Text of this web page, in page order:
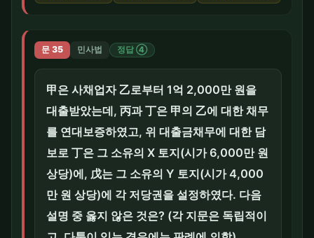
문 35 민사법 정답 ④
甲은 사채업자 乙로부터 1억 2,000만 원을
대출받았는데, 丙과 丁은 甲의 乙에 대한 채무
를 연대보증하였고, 위 대출금채무에 대한 담
보로 丁은 그 소유의 X 토지(시가 6,000만 원
상당)에, 戊는 그 소유의 Y 토지(시가 4,000
만 원 상당)에 각 저당권을 설정하였다. 다음
설명 중 옳지 않은 것은? (각 지문은 독립적이